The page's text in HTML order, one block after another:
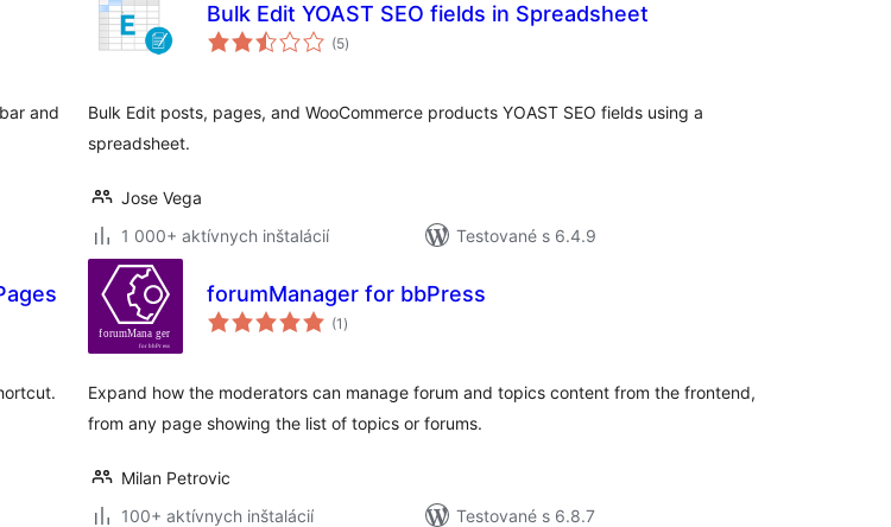
and
Bulk Edit YOAST SEO fields in Spreadsheet
(5celkové
hodnotenie
)
Bulk Edit posts, pages, and WooCommerce products YOAST SEO fields using a
spreadsheet.
Jose Vega
1 000+ aktívnych inštalácií
Testované s 6.4.9
forumManager for bbPress
(1 celkové
hodnotenie
)
Expand how the moderators can manage forum and topics content from the frontend,
from any page showing the list of topics or forums.
Milan Petrovic
100+ aktívnych inštalácií
Testované s 6.8.7